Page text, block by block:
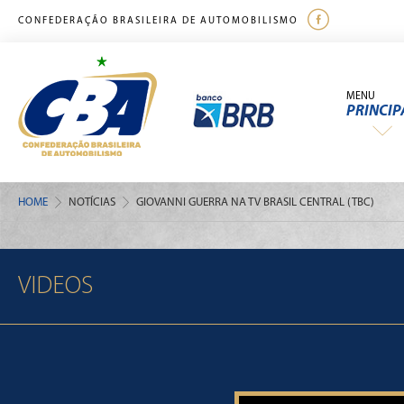
CONFEDERAÇÃO BRASILEIRA DE AUTOMOBILISMO
MENU
HOME NOTÍCIAS GIOVANNI GUERRA NA TV BRASIL CENTRAL (TBC)
VIDEOS